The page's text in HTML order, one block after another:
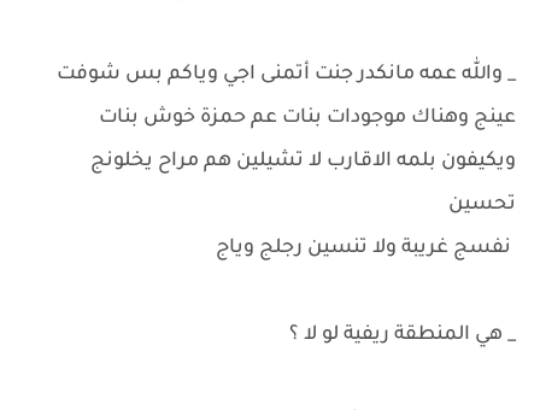
_ والله عمه مانكدر جنت أتمنى اجي وياكم بس شوفت
عينج وهناك موجودات بنات عم حمزة خوش بنات
ويكيفون بلمه الاقارب لا تشيلين هم مراح يخلونج
تحسين
نفسج غريبة ولا تنسين رجلج وياج
_ هي المنطقة ريفية لو لا ؟